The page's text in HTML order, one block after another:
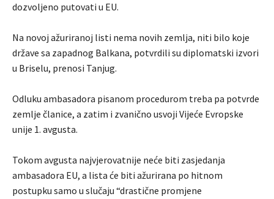
dozvoljeno putovati u EU.
Na novoj ažuriranoj listi nema novih zemlja, niti bilo koje
države sa zapadnog Balkana, potvrdili su diplomatski izvori
u Briselu, prenosi Tanjug.
Odluku ambasadora pisanom procedurom treba pa potvrde
zemlje članice, a zatim i zvanično usvoji Vijeće Evropske
unije 1. avgusta.
Tokom avgusta najvjerovatnije neće biti zasjedanja
ambasadora EU, a lista će biti ažurirana po hitnom
postupku samo u slučaju “drastične promjene